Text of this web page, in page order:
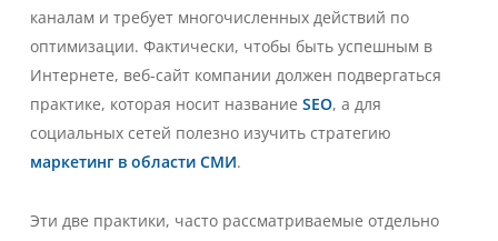
каналам и требует многочисленных действий по
оптимизации. Фактически, чтобы быть успешным в
Интернете, веб-сайт компании должен подвергаться
практике, которая носит название SEO, а для
социальных сетей полезно изучить стратегию
маркетинг в области СМИ.
Эти две практики, часто рассматриваемые отдельно